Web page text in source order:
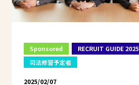
Sponsored RECRUIT GUIDE 2025
司法修習予定者
2025/02/07